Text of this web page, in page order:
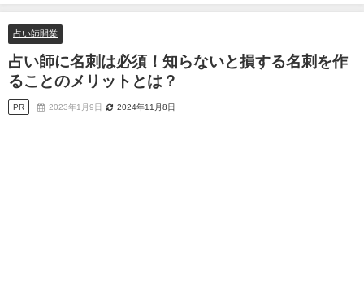
のメリットとは？
占い師開業
占い師に名刺は必須！知らないと損する名刺を作
ることのメリットとは？
PR 2023年1月9日 2024年11月8日